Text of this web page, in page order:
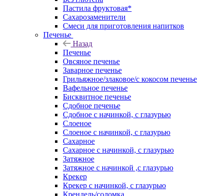
Пастила фруктовая*
Сахарозаменители
Смеси для приготовления напитков
Печенье
Назад
Печенье
Овсяное печенье
Заварное печенье
Грильяжное/злаковое/с кокосом печенье
Вафельное печенье
Бисквитное печенье
Сдобное печенье
Сдобное с начинкой, с глазурью
Слоеное
Слоеное с начинкой, с глазурью
Сахарное
Сахарное с начинкой, с глазурью
Затяжное
Затяжное с начинкой ,с глазурью
Крекер
Крекер с начинкой, с глазурью
Крендель/соломка